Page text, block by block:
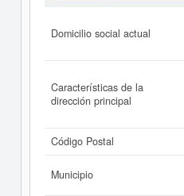
Domicilio social actual
Características de la
dirección principal
Código Postal
Municipio